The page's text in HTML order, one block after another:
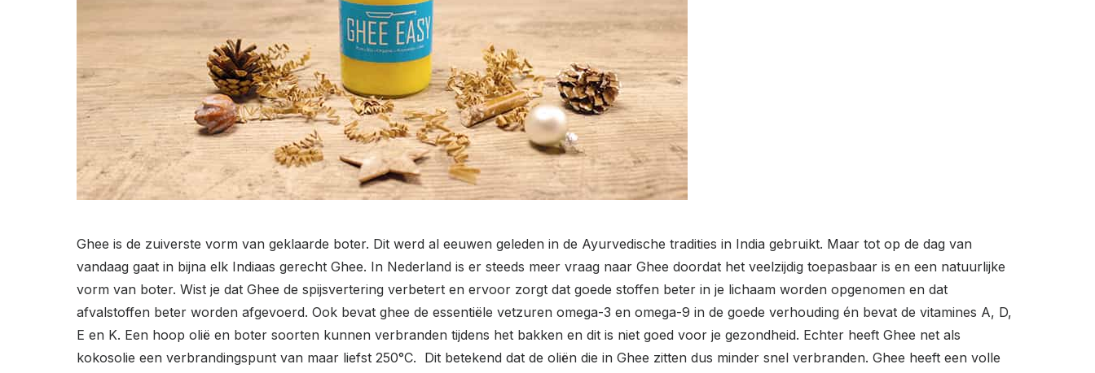
Ghee is de zuiverste vorm van geklaarde boter. Dit werd al eeuwen geleden in de Ayurvedische tradities in India gebruikt. Maar tot op de dag van
vandaag gaat in bijna elk Indiaas gerecht Ghee. In Nederland is er steeds meer vraag naar Ghee doordat het veelzijdig toepasbaar is en een natuurlijke
vorm van boter. Wist je dat Ghee de spijsvertering verbetert en ervoor zorgt dat goede stoffen beter in je lichaam worden opgenomen en dat
afvalstoffen beter worden afgevoerd. Ook bevat ghee de essentiële vetzuren omega-3 en omega-9 in de goede verhouding én bevat de vitamines A, D,
E en K. Een hoop olië en boter soorten kunnen verbranden tijdens het bakken en dit is niet goed voor je gezondheid. Echter heeft Ghee net als
kokosolie een verbrandingspunt van maar liefst 250°C. Dit betekend dat de oliën die in Ghee zitten dus minder snel verbranden. Ghee heeft een volle